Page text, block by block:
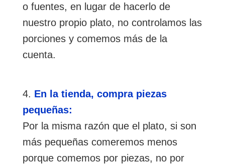
o fuentes, en lugar de hacerlo de
nuestro propio plato, no controlamos las
porciones y comemos más de la
cuenta.
En la tienda, compra piezas
pequeñas:
Por la misma razón que el plato, si son
más pequeñas comeremos menos
porque comemos por piezas, no por